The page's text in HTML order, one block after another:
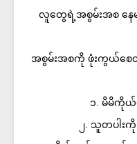
လူတွေရဲ့အစွမ်းအစ နေ
အစွမ်းအစကို ဖုံးကွယ်စေ
၁. မိမိကိုယ်
၂. သူတပါ